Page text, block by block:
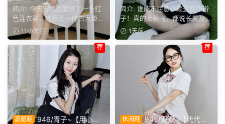
绝】无需面对面，一通电话就
能彻夜长谈，这大概就是女生
之间难得的默契。
简介: 今天安妮里面穿了一条红
色连衣裙，外面套一件白大褂，
正聊起和闺蜜通电话的...
11小时前
方】神情温和从容，是印象里
邻家女孩的样子，温顺恬静，
越看越舒服。
简介: 谁能不注意小颖这两条辫
子！真的太长啦。都说长发及
腰，她这编好的麻花辫，...
1天前
高跟鞋
946/青子~【用心准
荐
休闲鞋 945/双双~【代代相
荐